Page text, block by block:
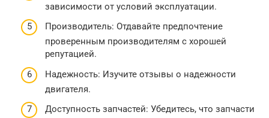
зависимости от условий эксплуатации.
Производитель: Отдавайте предпочтение
проверенным производителям с хорошей
репутацией.
Надежность: Изучите отзывы о надежности
двигателя.
Доступность запчастей: Убедитесь, что запчасти